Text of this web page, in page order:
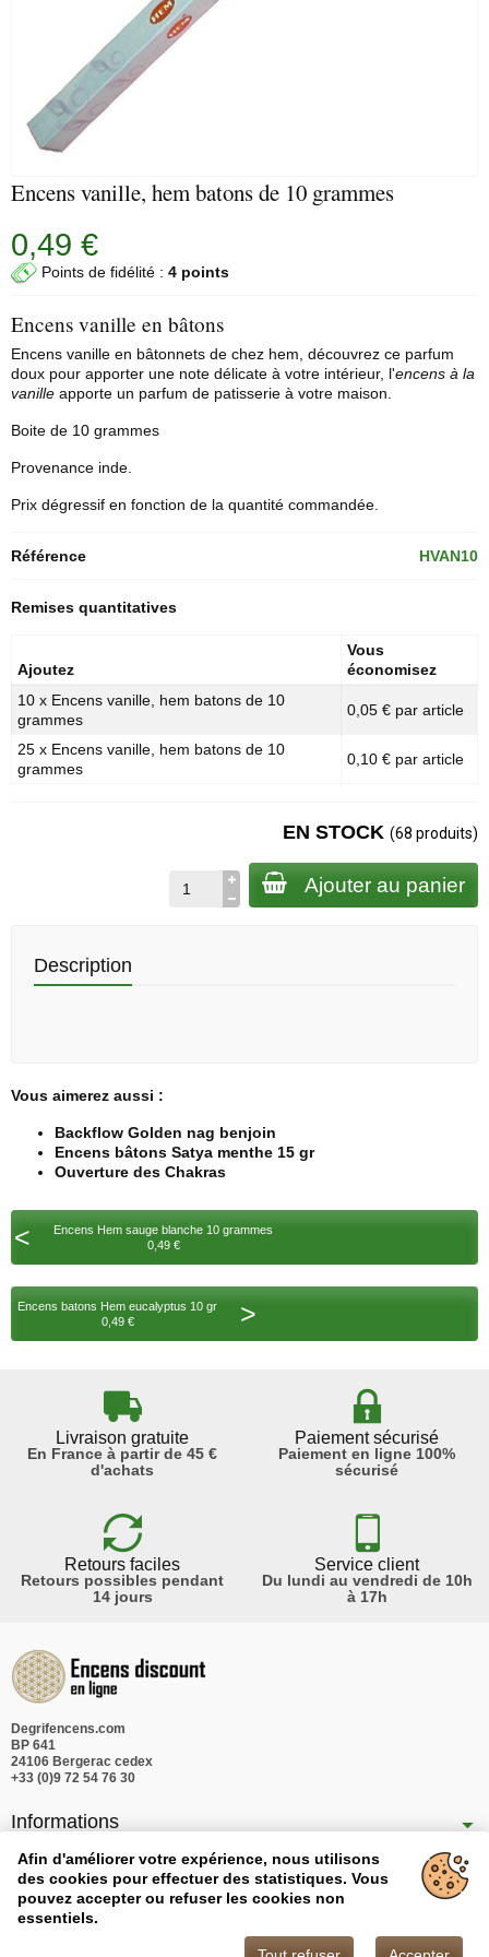
Encens vanille, hem batons de 10 grammes
0,49 €
Points de fidélité : 4 points
Encens vanille en bâtons
Encens vanille en bâtonnets de chez hem , découvrez ce parfum
doux pour apporter une note délicate à votre intérieur, l'encens à la
vanille apporte un parfum de patisserie à votre maison.
Boite de 10 grammes
Provenance inde.
Prix dégressif en fonction de la quantité commandée.
Référence HVAN10
Remises quantitatives
Ajoutez
Vous
économisez
10 x Encens vanille, hem batons de 10
grammes
0,05 € par article
25 x Encens vanille, hem batons de 10
grammes
0,10 € par article
EN STOCK (68 produits)
Ajouter au panier
Description
Vous aimerez aussi :
Backflow Golden nag benjoin
Encens bâtons Satya menthe 15 gr
Ouverture des Chakras
<
Encens Hem sauge blanche 10 grammes
0,49 €
Encens batons Hem eucalyptus 10 gr
0,49 €
>
Livraison gratuite
En France à partir de 45 €
d'achats
Paiement sécurisé
Paiement en ligne 100%
sécurisé
Retours faciles
Retours possibles pendant
14 jours
Service client
Du lundi au vendredi de 10h
à 17h
Degrifencens.com
BP 641
24106 Bergerac cedex
+33 (0)9 72 54 76 30
Informations
Nos produits
Notre société
Afin d'améliorer votre expérience, nous utilisons
des cookies pour effectuer des statistiques. Vous
pouvez accepter ou refuser les cookies non
essentiels.